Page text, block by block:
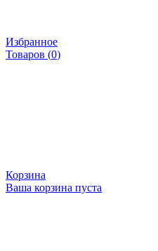
Избранное
Товаров (0)
Корзина
Ваша корзина пуста